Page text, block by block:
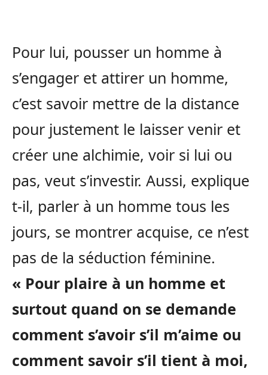
Pour lui, pousser un homme à
s’engager et attirer un homme,
c’est savoir mettre de la distance
pour justement le laisser venir et
créer une alchimie, voir si lui ou
pas, veut s’investir. Aussi, explique
t-il, parler à un homme tous les
jours, se montrer acquise, ce n’est
pas de la séduction féminine.
« Pour plaire à un homme et
surtout quand on se demande
comment s’avoir s’il m’aime ou
comment savoir s’il tient à moi,